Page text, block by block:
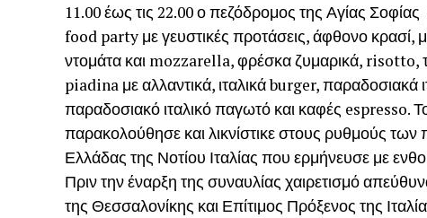
11.00 έως τις 22.00 ο πεζόδρομος της Αγίας
food party με γευστικές προτάσεις, άφθονο κρασί,
ντομάτα και mozzarella, φρέσκα ζυμαρικά,
piadina με αλλαντικά, ιταλικά burger,
παραδοσιακό ιταλικό παγωτό και καφές
παρακολούθησε και λικνίστικε στους ρυθμούς
Ελλάδας της Νοτίου Ιταλίας που ερμήνευσε με
Πριν την έναρξη της συναυλίας χαιρετισμό
της Θεσσαλονίκης και Επίτιμος Πρόξενος της